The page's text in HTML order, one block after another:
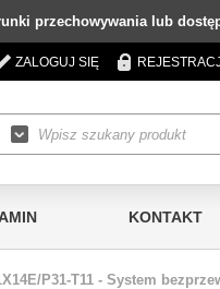
przechowywania lub
ZALOGUJ SIĘ
KONTAKT
P31-T11 - System